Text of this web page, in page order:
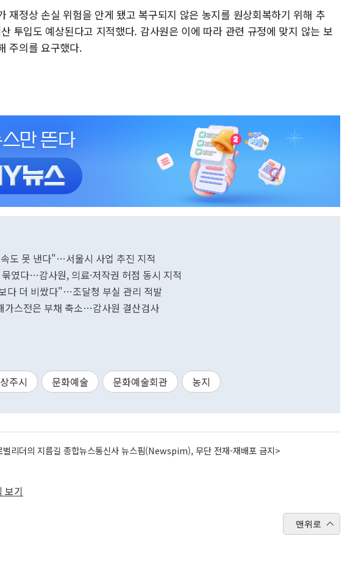
재정상 손실 위험을 안게 됐고 복구되지 않은 농지를 원상회복하기 위해 추
투입도 예상된다고 지적했다. 감사원은 이에 따라 관련 규정에 맞지 않는 보
주의를 요구했다.
도 못 낸다"…서울시 사업 추진 지적
였다…감사원, 의료·저작권 허점 동시 지적
다 더 비쌌다"…조달청 부실 관리 적발
가스전은 부채 축소…감사원 결산검사
상주시 문화예술 문화예술회관 농지
벌리더의 지름길 종합뉴스통신사 뉴스핌(Newspim), 무단 전재-재배포 금지>
보기
맨위로